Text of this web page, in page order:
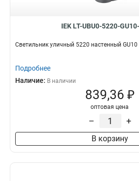
IEK LT-UBU0-5220-
Светильник уличный 5220 настенный GU10
Подробнее
Наличие: В наличии
839,36 ₽
оптовая цена
– +
В корзину